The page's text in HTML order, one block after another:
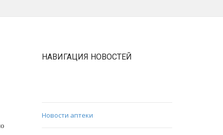
НАВИГАЦИЯ НОВОСТЕЙ
Новости аптеки